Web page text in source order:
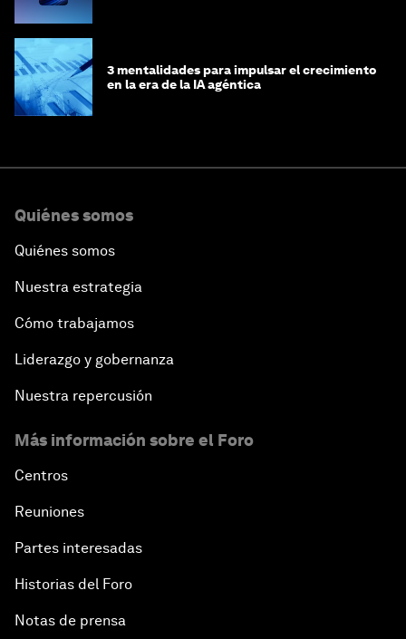
3 mentalidades para impulsar el crecimiento
en la era de la IA agéntica
Quiénes somos
Quiénes somos
Nuestra estrategia
Cómo trabajamos
Liderazgo y gobernanza
Nuestra repercusión
Más información sobre el Foro
Centros
Reuniones
Partes interesadas
Historias del Foro
Notas de prensa